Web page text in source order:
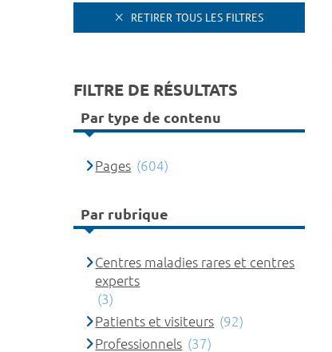
RETIRER TOUS LES FILTRES
FILTRE DE RÉSULTATS
Par type de contenu
Pages (604)
Par rubrique
Centres maladies rares et centres
experts
(3)
Patients et visiteurs (92)
Professionnels (37)